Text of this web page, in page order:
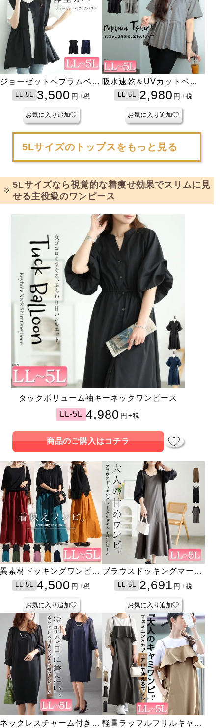
ジョーゼットペプラムベス
LL-5L 3,500 円 +税
お気に入り追加
吸水速乾＆UVカットペプ
ラムプルオーバー
LL-5L 2,980 円 +税
お気に入り追加
5Lサイズのトップスをもっと見る
5Lサイズなら視覚的な着痩せ効果でスリムに見
せる主役級のワンピース
タックボリューム袖キーネックワンピース
LL-5L 4,980 円 +税
商品のご購入はコチラ
異素材ドッキングワンピー
LL-5L 4,500 円 +税
お気に入り追加
ブラウスドッキングマーメ
イドキャミワンピース
LL-5L 2,691 円 +税
お気に入り追加
ネックレスチャーム付きシ 軽量ラッフルフリルキャミ